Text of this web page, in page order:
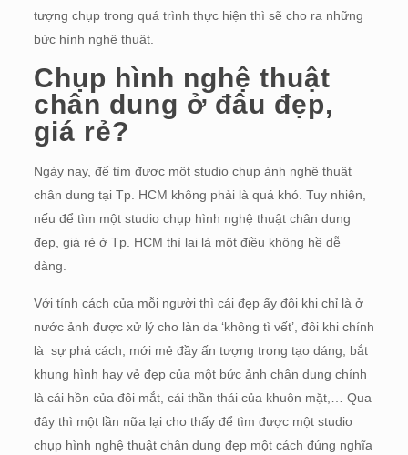
tượng chụp trong quá trình thực hiện thì sẽ cho ra những
bức hình nghệ thuật.
Chụp hình nghệ thuật
chân dung ở đâu đẹp,
giá rẻ?
Ngày nay, để tìm được một studio chụp ảnh nghệ thuật
chân dung tại Tp. HCM không phải là quá khó. Tuy nhiên,
nếu để tìm một studio chụp hình nghệ thuật chân dung
đẹp, giá rẻ ở Tp. HCM thì lại là một điều không hề dễ
dàng.
Với tính cách của mỗi người thì cái đẹp ấy đôi khi chỉ là ở
nước ảnh được xử lý cho làn da ‘không tì vết’, đôi khi chính
là sự phá cách, mới mẻ đầy ấn tượng trong tạo dáng, bắt
khung hình hay vẻ đẹp của một bức ảnh chân dung chính
là cái hồn của đôi mắt, cái thần thái của khuôn mặt,… Qua
đây thì một lần nữa lại cho thấy để tìm được một studio
chụp hình nghệ thuật chân dung đẹp một cách đúng nghĩa